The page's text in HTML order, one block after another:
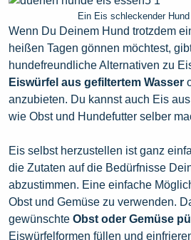
Ein Eis schleckender
Wenn Du Deinem Hund trotzdem
heißen Tagen gönnen möchtest,
hundefreundliche Alternativen zu
Eiswürfel aus gefiltertem Wasser
anzubieten. Du kannst auch Eis
wie Obst und Hundefutter selber
Eis selbst herzustellen ist ganz
die Zutaten auf die Bedürfnisse
abzustimmen. Eine einfache
Obst und Gemüse zu verwenden.
gewünschte Obst oder Gemüse
Eiswürfelformen füllen und